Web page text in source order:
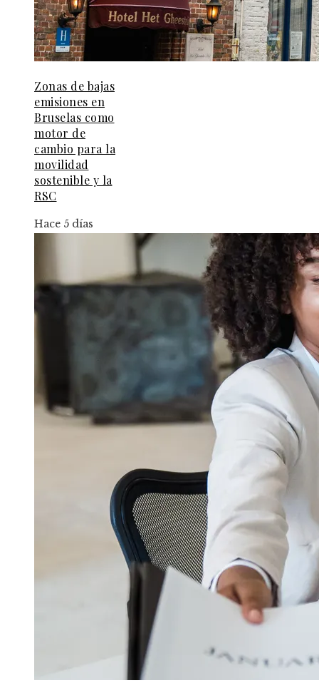
Zonas de bajas
emisiones en
Bruselas como
motor de
cambio para la
movilidad
sostenible y la
RSC
Hace 5 días